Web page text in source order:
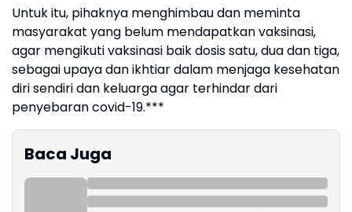
Untuk itu, pihaknya menghimbau dan meminta
masyarakat yang belum mendapatkan vaksinasi,
agar mengikuti vaksinasi baik dosis satu, dua dan tiga,
sebagai upaya dan ikhtiar dalam menjaga kesehatan
diri sendiri dan keluarga agar terhindar dari
penyebaran covid-19.***
Baca Juga